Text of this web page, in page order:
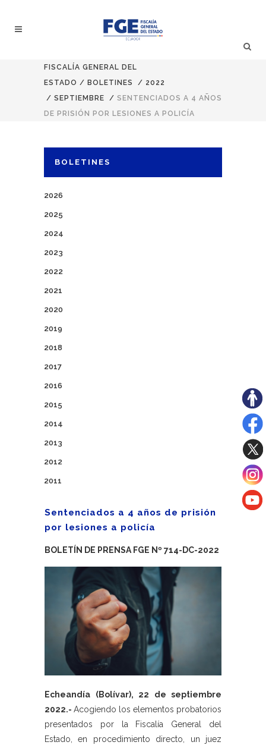
FISCALÍA GENERAL DEL
ESTADO / BOLETINES / 2022
/ SEPTIEMBRE / SENTENCIADOS A 4 AÑOS
DE PRISIÓN POR LESIONES A POLICÍA
BOLETINES
2026
2025
2024
2023
2022
2021
2020
2019
2018
2017
2016
2015
2014
2013
2012
2011
Sentenciados a 4 años de prisión
por lesiones a policía
BOLETÍN DE PRENSA FGE Nº 714-DC-2022
Echeandía (Bolívar), 22 de septiembre
2022.- Acogiendo los elementos probatorios
presentados por la Fiscalía General del
Estado, en procedimiento directo, un juez